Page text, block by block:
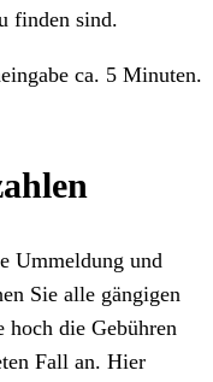
finden sind.
ca. 5 Minuten.
Ummeldung und
Sie alle gängigen
hoch die Gebühren
Fall an. Hier